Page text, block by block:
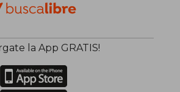
$ 111.48
$ 66.89
45%
dcto.
la App GRATIS!